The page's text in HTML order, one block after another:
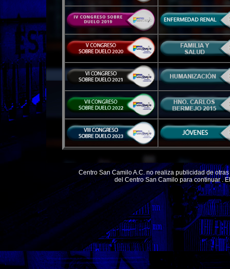
Centro San Camilo A.C. no realiza publicidad de
del Centro San Camilo para continuar .